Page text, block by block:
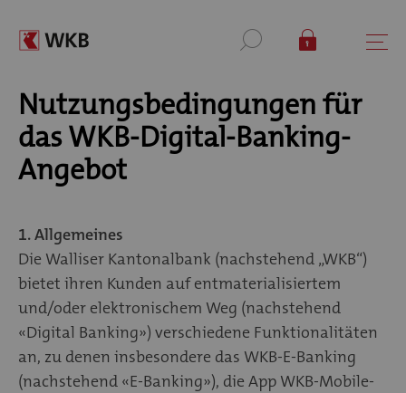
Nutzungsbedingungen für
das WKB-Digital-Banking-
Angebot
1. Allgemeines
Die Walliser Kantonalbank (nachstehend „WKB“)
bietet ihren Kunden auf entmaterialisiertem
und/oder elektronischem Weg (nachstehend
«Digital Banking») verschiedene Funktionalitäten
an, zu denen insbesondere das WKB-E-Banking
(nachstehend «E-Banking»), die App WKB-Mobile-